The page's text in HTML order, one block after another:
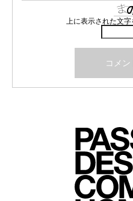
上に表示された文字